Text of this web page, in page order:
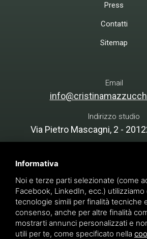
Informativa
Noi e terze parti selezionate (come
Facebook, LinkedIn, ecc.) utilizziamo
tecnologie simili per finalità tecniche
consenso, anche per altre finalità
mostrarti annunci personalizzati e
utili per te, come specificato nella
Press
Contatti
Sitemap
Email
Indirizzo studio
Via Pietro Mascagni, 2 -
Cascina Costera, 25 15030 -
Monferrato (AL)
Cristina Mazzucchelli Green Design -
INTERVENTO FINANZIATO bando